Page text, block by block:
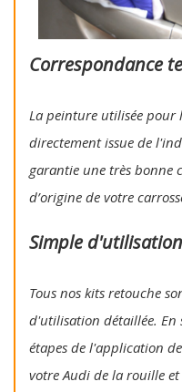
Correspondance
La peinture utilisée pour
directement issue de
garantie une très bonne
d’origine de votre
Simple d'utilisation
Tous nos kits retouche
d'utilisation détaillée. En
étapes de l'application
votre Audi de la rouille